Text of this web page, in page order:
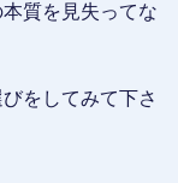
質を見失ってな
をしてみて下さ